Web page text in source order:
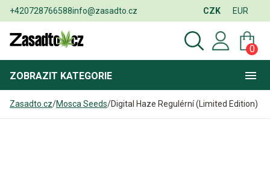
+420728766588info@zasadto.cz CZK EUR
0
ZOBRAZIT KATEGORIE
Zasadto.cz/Mosca Seeds/Digital Haze Regulérní (Limited Edition)